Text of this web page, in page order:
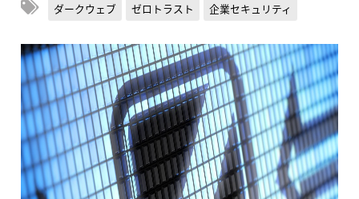
ダークウェブ ゼロトラスト 企業セキュリティ